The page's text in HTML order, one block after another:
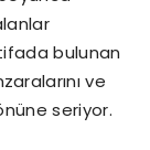
bulunan
ve
seriyor.